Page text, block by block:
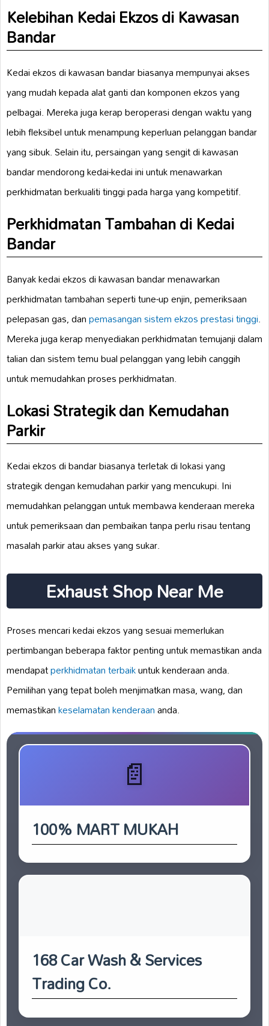
Kelebihan Kedai Ekzos di Kawasan
Bandar
Kedai ekzos di kawasan bandar biasanya mempunyai akses
yang mudah kepada alat ganti dan komponen ekzos yang
pelbagai. Mereka juga kerap beroperasi dengan waktu yang
lebih fleksibel untuk menampung keperluan pelanggan bandar
yang sibuk. Selain itu, persaingan yang sengit di kawasan
bandar mendorong kedai-kedai ini untuk menawarkan
perkhidmatan berkualiti tinggi pada harga yang kompetitif.
Perkhidmatan Tambahan di Kedai
Bandar
Banyak kedai ekzos di kawasan bandar menawarkan
perkhidmatan tambahan seperti tune-up enjin, pemeriksaan
pelepasan gas, danpemasangan sistem ekzosprestasi tinggi.
Mereka juga kerap menyediakan perkhidmatan temujanji dalam
talian dan sistem temu bual pelanggan yang lebih canggih
untuk memudahkan proses perkhidmatan.
Lokasi Strategik dan Kemudahan
Parkir
Kedai ekzos di bandar biasanya terletak di lokasi yang
strategik dengan kemudahan parkir yang mencukupi. Ini
memudahkan pelanggan untuk membawa kenderaan mereka
untuk pemeriksaan dan pembaikan tanpa perlu risau tentang
masalah parkir atau akses yang sukar.
Exhaust Shop Near Me
Proses mencari kedai ekzos yang sesuai memerlukan
pertimbangan beberapa faktor penting untuk memastikan anda
mendapatperkhidmatan terbaikuntuk kenderaan anda.
Pemilihan yang tepat boleh menjimatkan masa, wang, dan
memastikankeselamatan kenderaananda.
100% MART MUKAH
168 Car Wash & Services
Trading Co.